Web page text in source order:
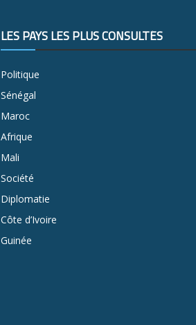
LES PAYS LES PLUS CONSULTÉS
Politique
Sénégal
Maroc
Afrique
Mali
Société
Diplomatie
Côte d’Ivoire
Guinée